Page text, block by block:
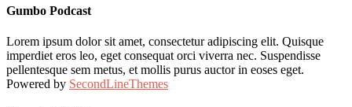
Gumbo Podcast
Lorem ipsum dolor sit amet, consectetur adipiscing elit. Quisque
imperdiet eros leo, eget consequat orci viverra nec. Suspendisse
pellentesque sem metus, et mollis purus auctor in eoses eget.
Powered by SecondLineThemes